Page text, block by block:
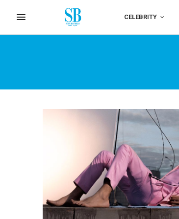
CELEBRITY